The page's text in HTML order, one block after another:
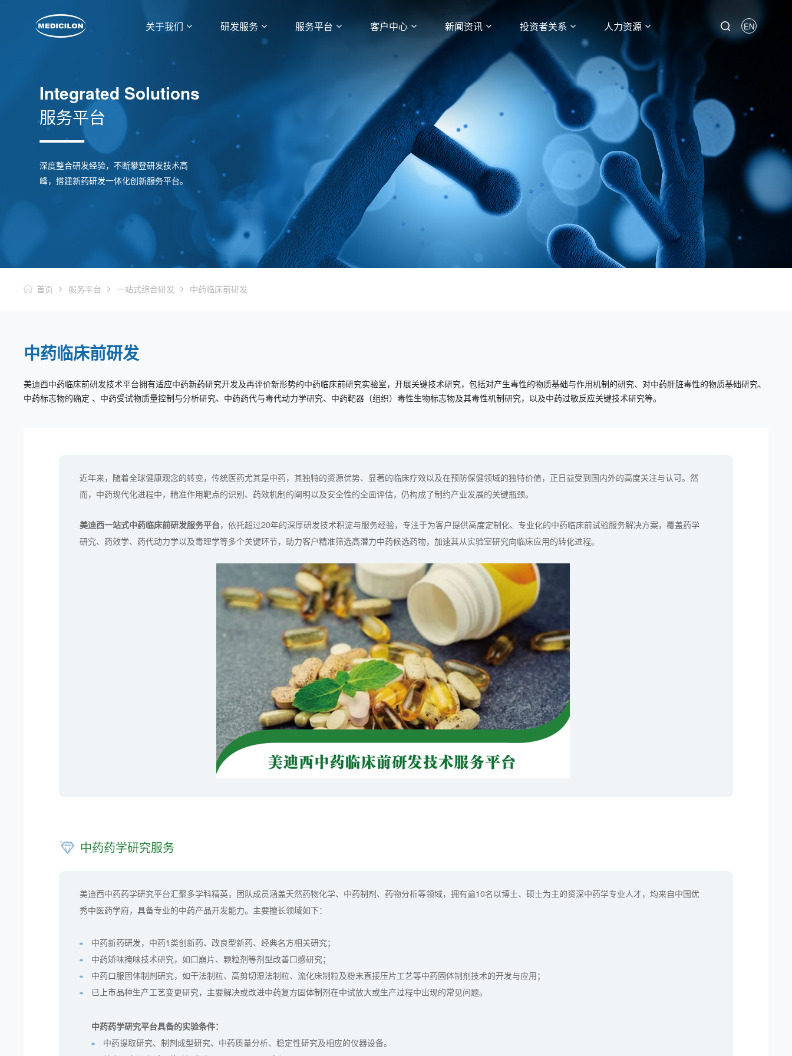
关于我们 研发服务 服务平台 客户中心 新闻资讯 投资者关系 人力资源 EN
Integrated Solutions
服务平台
深度整合研发经验，不断攀登研发技术高
峰，搭建新药研发一体化创新服务平台。
首页 服务平台 一站式综合研发 中药临床前研发
中药临床前研发
美迪西中药临床前研发技术平台拥有适应中药新药研究开发及再评价新形势的中药临床前研究实验室，开展关键技术研究，包括对产生毒性的物质基础与作用机制的研究、对中药肝脏毒性的物质基础研究、
中药标志物的确定 、中药受试物质量控制与分析研究、中药药代与毒代动力学研究、中药靶器（组织）毒性生物标志物及其毒性机制研究，以及中药过敏反应关键技术研究等。
近年来，随着全球健康观念的转变，传统医药尤其是中药，其独特的资源优势、显著的临床疗效以及在预防保健领域的独特价值，正日益受到国内外的高度关注与认可。然
而，中药现代化进程中，精准作用靶点的识别、药效机制的阐明以及安全性的全面评估，仍构成了制约产业发展的关键瓶颈。
美迪西一站式中药临床前研发服务平台，依托超过20年的深厚研发技术积淀与服务经验，专注于为客户提供高度定制化、专业化的中药临床前试验服务解决方案，覆盖药学
研究、药效学、药代动力学以及毒理学等多个关键环节，助力客户精准筛选高潜力中药候选药物，加速其从实验室研究向临床应用的转化进程。
中药药学研究服务
美迪西中药药学研究平台汇聚多学科精英，团队成员涵盖天然药物化学、中药制剂、药物分析等领域，拥有逾10名以博士、硕士为主的资深中药学专业人才，均来自中国优
秀中医药学府，具备专业的中药产品开发能力。主要擅长领域如下：
中药新药研发，中药1类创新药、改良型新药、经典名方相关研究；
中药矫味掩味技术研究，如口崩片、颗粒剂等剂型改善口感研究；
中药口服固体制剂研究，如干法制粒、高剪切湿法制粒、流化床制粒及粉末直接压片工艺等中药固体制剂技术的开发与应用；
已上市品种生产工艺变更研究，主要解决或改进中药复方固体制剂在中试放大或生产过程中出现的常见问题。
中药药学研究平台具备的实验条件：
中药提取研究、制剂成型研究、中药质量分析、稳定性研究及相应的仪器设备。